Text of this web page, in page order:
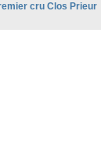
cru Clos Prieur